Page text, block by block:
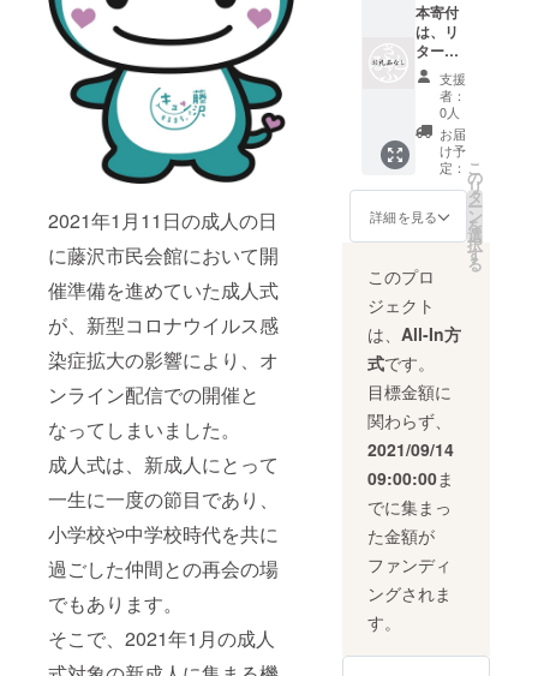
2021年1月11日の成人の日
に藤沢市民会館において開
催準備を進めていた成人式
が、新型コロナウイルス感
染症拡大の影響により、オ
ンライン配信での開催と
なってしまいました。
成人式は、新成人にとって
一生に一度の節目であり、
小学校や中学校時代を共に
過ごした仲間との再会の場
でもあります。
そこで、2021年1月の成人
本寄付
は、リ
ターン
の無い
寄付と
なりま
す。
支援
者：
0人
お届
け予
定：
詳細を見る
こ
の
リ
タ
ー
ン
を
選
択
す
る
このプロ
ジェクト
は、 All-In方
式です。
目標金額に
関わらず、
2021/09/14
09:00:00ま
でに集まっ
た金額が
ファンディ
ングされま
す。